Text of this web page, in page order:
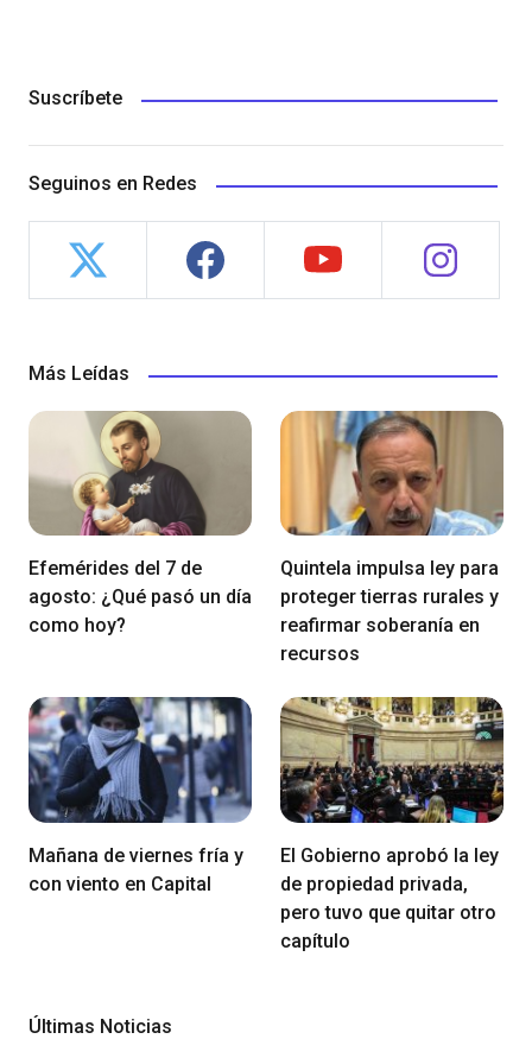
Suscríbete
Seguinos en Redes
Más Leídas
Efemérides del 7 de
agosto: ¿Qué pasó un día
como hoy?
Quintela impulsa ley para
proteger tierras rurales y
reafirmar soberanía en
recursos
Mañana de viernes fría y
con viento en Capital
El Gobierno aprobó la ley
de propiedad privada,
pero tuvo que quitar otro
capítulo
Últimas Noticias